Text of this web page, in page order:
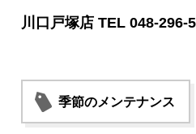
川口戸塚店 TEL 048-296-
季節のメンテナンス